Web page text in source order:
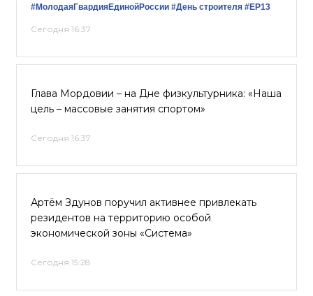
#МолодаяГвардияЕдинойРоссии #День строителя #EP13
Сегодня 16:37
Глава Мордовии – на Дне физкультурника: «Наша
цель – массовые занятия спортом»
Сегодня 16:37
Артём Здунов поручил активнее привлекать
резидентов на территорию особой
экономической зоны «Система»
Сегодня 15:28